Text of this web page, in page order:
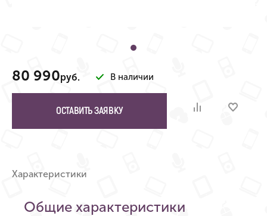
80 990руб. В наличии
ОСТАВИТЬ ЗАЯВКУ
Характеристики
Общие характеристики